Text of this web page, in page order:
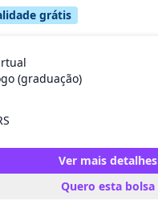
grátis
(graduação)
Ver mais detalhes
Quero esta bolsa